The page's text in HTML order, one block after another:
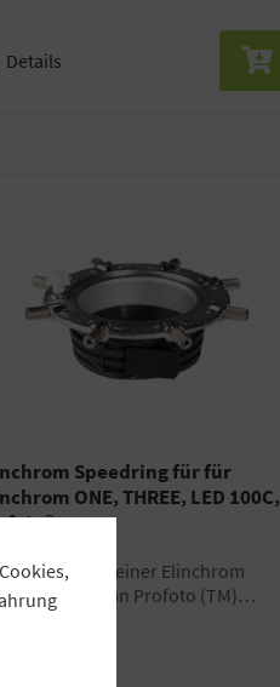
Details
Speedring für für
ONE, THREE, LED 100C,
Softbox an Profoto (TM)